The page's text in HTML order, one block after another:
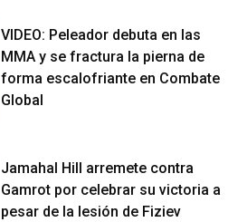
VIDEO: Peleador debuta en las
MMA y se fractura la pierna de
forma escalofriante en Combate
Global
Jamahal Hill arremete contra
Gamrot por celebrar su victoria a
pesar de la lesión de Fiziev